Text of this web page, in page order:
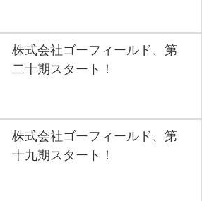
株式会社ゴーフィールド、第
二十期スタート！
株式会社ゴーフィールド、第
十九期スタート！